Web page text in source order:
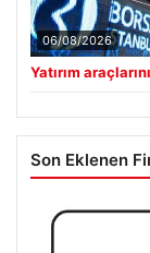
06/08/2026
Yatırım
Son Eklenen